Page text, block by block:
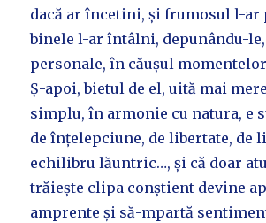
dacă ar încetini, și frumosul l-ar
binele l-ar întâlni, depunându-
personale, în căușul
Ș-apoi, bietul de el, uită mai
simplu, în armonie cu natura, e
de înțelepciune, de libertate, de
echilibru lăuntric…, și că doar
trăiește clipa conștient devine
amprente și să-mpartă